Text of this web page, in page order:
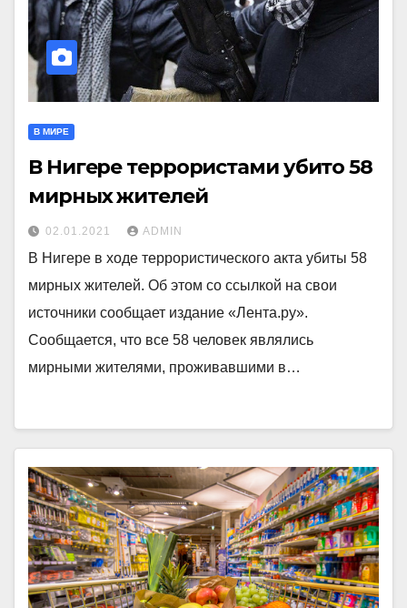
В МИРЕ
В Нигере террористами убито 58
мирных жителей
02.01.2021 ADMIN
В Нигере в ходе террористического акта убиты 58
мирных жителей. Об этом со ссылкой на свои
источники сообщает издание «Лента.ру».
Сообщается, что все 58 человек являлись
мирными жителями, проживавшими в…